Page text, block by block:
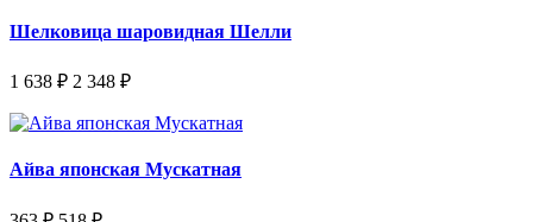
Шелковица шаровидная Шелли
1 638 ₽ 2 348 ₽
Айва японская Мускатная